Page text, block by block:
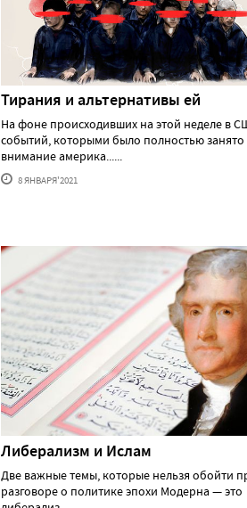
Тирания и альтернативы ей
На фоне происходивших на этой неделе в
событий, которыми было полностью занято
внимание америка......
8 ЯНВАРЯ'2021
Либерализм и Ислам
Две важные темы, которые нельзя обойти
разговоре о политике эпохи Модерна — это